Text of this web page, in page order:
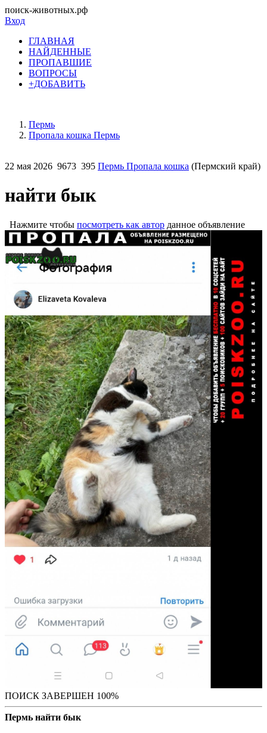
поиск-животных.рф
Вход
ГЛАВНАЯ
НАЙДЕННЫЕ
ПРОПАВШИЕ
ВОПРОСЫ
+ДОБАВИТЬ
Пермь
Пропала кошка Пермь
22 мая 2026 9673 395 Пермь Пропала кошка (Пермский край)
найти бык
Нажмите чтобы посмотреть как автор данное объявление
ПОИСК ЗАВЕРШЕН 100%
Пермь найти бык